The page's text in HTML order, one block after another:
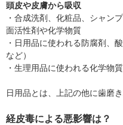
頭皮や皮膚から吸収
・合成洗剤、化粧品、シャン
面活性剤や化学物質
・日用品に使われる防腐剤、
など）
・生理用品に使われる化学物質
日用品とは、上記の他に歯磨
経皮毒による悪影響は？